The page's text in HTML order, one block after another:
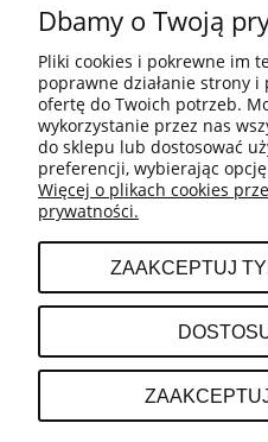
MOJE
O
Dbamy o Twoją
Pliki cookies i pokrewne im
poprawne działanie strony i
ofertę do Twoich potrzeb.
wykorzystanie przez nas
do sklepu lub dostosować
preferencji, wybierając
Więcej o plikach cookies
prywatności.
ZAAKCEPTUJ